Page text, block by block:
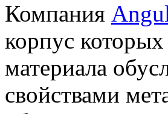
Компания
корпус
материала
свойствами